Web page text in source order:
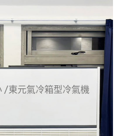
/東元氣冷箱型冷氣機